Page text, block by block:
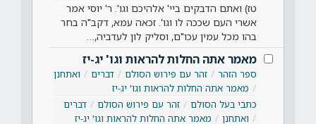
טז) ואתם הדבקים ביי' אלהיכם וגו'. ר' יוסי אמר
אשרי העם שככה לו וגו'. זכאה עמא, דקב"ה בחר
בהו מכל עמין עכו"ם, וסליק לון לעדביה,…
מאמר אתה החלות להראות וגו' יג-יז
ספר הזהר זהר עם פירוש הסולם דברים
ואתחנן
מאמר אתה החלות להראות וגו' יג-יז
כתבי בעל הסולם
זהר עם פירוש הסולם
דברים
ואתחנן
מאמר אתה החלות להראות וגו' יג-יז